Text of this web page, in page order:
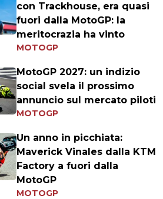
con Trackhouse, era quasi
fuori dalla MotoGP: la
meritocrazia ha vinto
MOTOGP
MotoGP 2027: un indizio
social svela il prossimo
annuncio sul mercato piloti
MOTOGP
Un anno in picchiata:
Maverick Vinales dalla KTM
Factory a fuori dalla
MotoGP
MOTOGP